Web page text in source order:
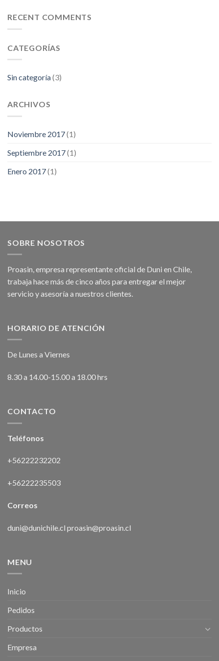
RECENT COMMENTS
CATEGORÍAS
Sin categoría(3)
ARCHIVOS
Noviembre 2017(1)
Septiembre 2017(1)
Enero 2017(1)
SOBRE NOSOTROS
Proasin, empresa representante oficial de Duni en Chile,
trabaja hace más de cinco años para entregar el mejor
servicio y asesoría a nuestros clientes.
HORARIO DE ATENCIÓN
De Lunes a Viernes
8.30 a 14.00-15.00 a 18.00 hrs
CONTACTO
Teléfonos
+56222232202
+56222235503
Correos
duni@dunichile.cl proasin@proasin.cl
MENU
Inicio
Pedidos
Productos
Empresa